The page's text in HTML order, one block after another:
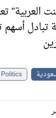
العربية"
تبادل أسهم
Politics